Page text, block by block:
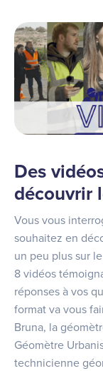
Des
découvrir
Vous vous
souhaitez en
un peu plus sur
8 vidéos
réponses à vos
format va vous
Bruna, la
Géomètre
technicienne